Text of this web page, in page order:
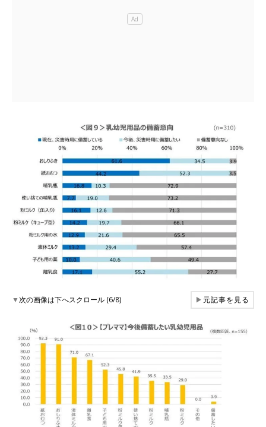
▼次の画像は下へスクロール (6/8) ▶元記事を見る